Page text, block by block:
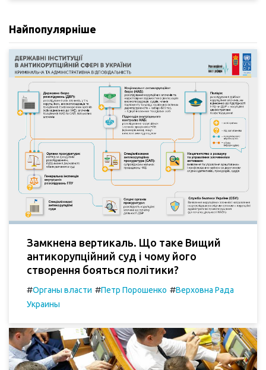
Найпопулярніше
Замкнена вертикаль. Що таке Вищий
антикорупційний суд і чому його
створення бояться політики?
#Органы власти #Петр Порошенко #Верховна Рада
Украины